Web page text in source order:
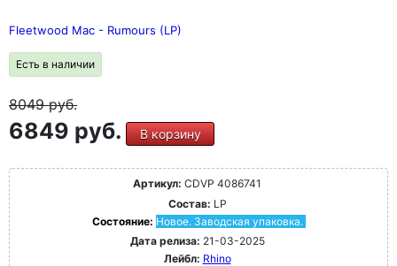
Fleetwood Mac - Rumours (LP)
Есть в наличии
8049руб.
6849 руб. В корзину
Артикул: CDVP 4086741
Состав: LP
Состояние: Новое. Заводская упаковка.
Дата релиза: 21-03-2025
Лейбл: Rhino